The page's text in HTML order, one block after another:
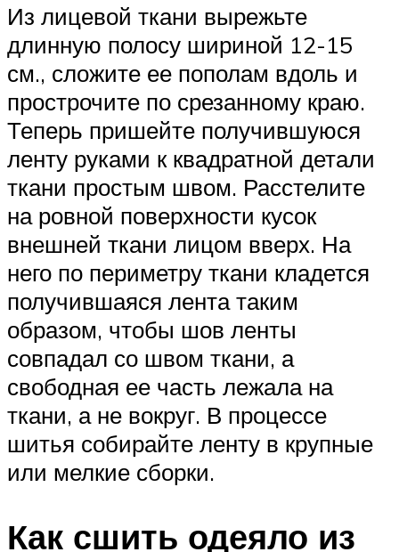
Из лицевой ткани вырежьте
длинную полосу шириной 12-15
см., сложите ее пополам вдоль и
прострочите по срезанному краю.
Теперь пришейте получившуюся
ленту руками к квадратной детали
ткани простым швом. Расстелите
на ровной поверхности кусок
внешней ткани лицом вверх. На
него по периметру ткани кладется
получившаяся лента таким
образом, чтобы шов ленты
совпадал со швом ткани, а
свободная ее часть лежала на
ткани, а не вокруг. В процессе
шитья собирайте ленту в крупные
или мелкие сборки.
Как сшить одеяло из